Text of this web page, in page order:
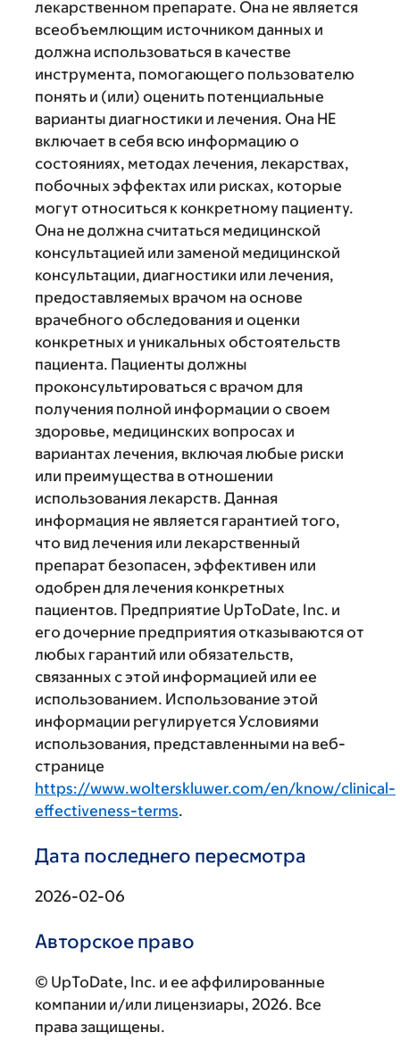
лекарственном препарате. Она не является
всеобъемлющим источником данных и
должна использоваться в качестве
инструмента, помогающего пользователю
понять и (или) оценить потенциальные
варианты диагностики и лечения. Она НЕ
включает в себя всю информацию о
состояниях, методах лечения, лекарствах,
побочных эффектах или рисках, которые
могут относиться к конкретному пациенту.
Она не должна считаться медицинской
консультацией или заменой медицинской
консультации, диагностики или лечения,
предоставляемых врачом на основе
врачебного обследования и оценки
конкретных и уникальных обстоятельств
пациента. Пациенты должны
проконсультироваться с врачом для
получения полной информации о своем
здоровье, медицинских вопросах и
вариантах лечения, включая любые риски
или преимущества в отношении
использования лекарств. Данная
информация не является гарантией того,
что вид лечения или лекарственный
препарат безопасен, эффективен или
одобрен для лечения конкретных
пациентов. Предприятие UpToDate, Inc. и
его дочерние предприятия отказываются от
любых гарантий или обязательств,
связанных с этой информацией или ее
использованием. Использование этой
информации регулируется Условиями
использования, представленными на веб-
странице
https://www.wolterskluwer.com/en/know/clinical-
effectiveness-terms.
Дата последнего пересмотра
2026-02-06
Авторское право
© UpToDate, Inc. и ее аффилированные
компании и/или лицензиары, 2026. Все
права защищены.